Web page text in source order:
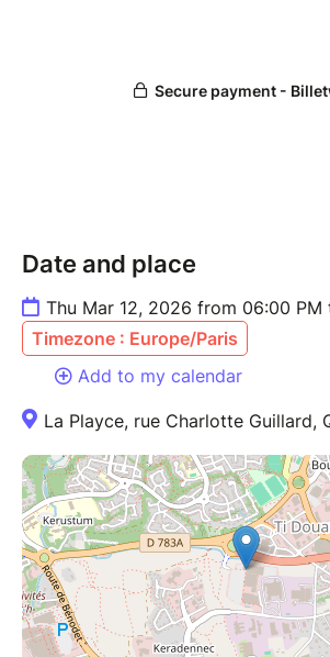
Date and place
Thu Mar 12, 2026 from 06:00 PM
Timezone : Europe/Paris
Add to my calendar
La Playce, rue Charlotte Guillard,